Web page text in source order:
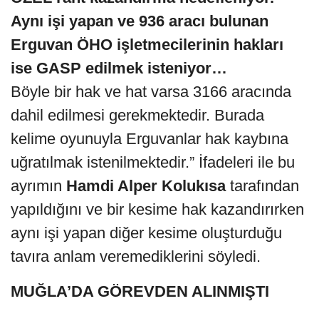
Aynı işi yapan ve 936 aracı bulunan
Erguvan ÖHO işletmecilerinin hakları
ise GASP edilmek isteniyor…
Böyle bir hak ve hat varsa 3166 aracında
dahil edilmesi gerekmektedir. Burada
kelime oyunuyla Erguvanlar hak kaybına
uğratılmak istenilmektedir.” İfadeleri ile bu
ayrımın Hamdi Alper Kolukısa tarafından
yapıldığını ve bir kesime hak kazandırırken
aynı işi yapan diğer kesime oluşturduğu
tavıra anlam veremediklerini söyledi.
MUĞLA’DA GÖREVDEN ALINMIŞTI